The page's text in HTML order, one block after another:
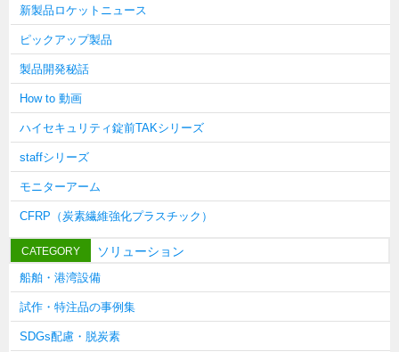
わが街わが支店
支店所在地（歴史探訪）
ニッポン再発見
あれこれWATCH
こんなとき、どう言うの?
４コマ漫画 のんきなのんちゃん
CATEGORY タキゲンinfo.
お知らせ
展示会情報／出展告知
展示会情報／報告レポート
工場見学
海外出張
新製品ロケットニュース
ピックアップ製品
製品開発秘話
How to 動画
ハイセキュリティ錠前TAKシリーズ
staffシリーズ
モニターアーム
CFRP（炭素繊維強化プラスチック）
CATEGORY ソリューション
船舶・港湾設備
試作・特注品の事例集
SDGs配慮・脱炭素